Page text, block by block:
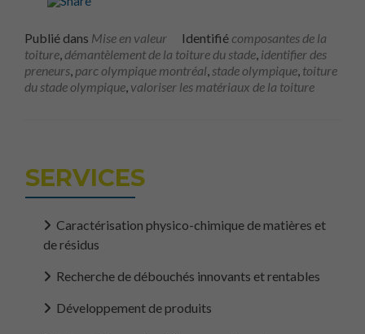
Publié dans Mise en valeur Identifiécomposantes de la
toiture,démantèlement de la toiture du stade, identifier des
preneurs, parc olympique montréal,stade olympique, toiture
du stade olympique, valoriser les matériaux de la toiture
SERVICES
Caractérisation physico-chimique de matières et
de résidus
Recherche de débouchés innovants et rentables
Développement de produits